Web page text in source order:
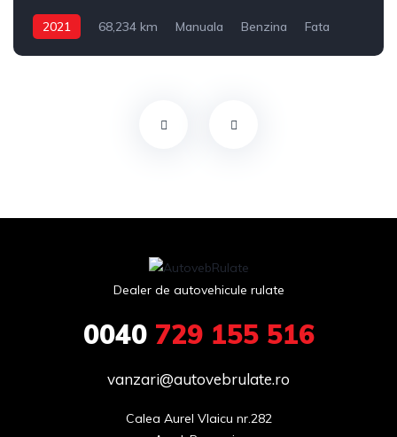
2021 68,234 km Manuala Benzina Fata
Dealer de autovehicule rulate
0040729 155 516
vanzari@autovebrulate.ro
Calea Aurel Vlaicu nr.282